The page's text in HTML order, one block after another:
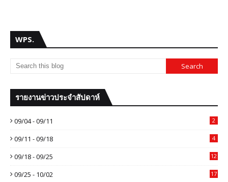
WPS.
รายงานข่าวประจำสัปดาห์
09/04 - 09/11 2
09/11 - 09/18 4
09/18 - 09/25 12
09/25 - 10/02 17